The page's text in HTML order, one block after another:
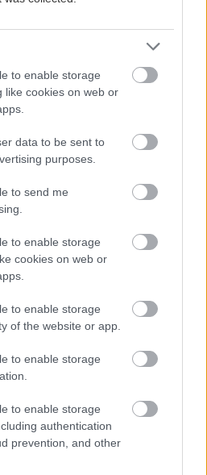
to enable storage
like cookies on web or
data to be sent to
purposes.
to send me
to enable storage
cookies on web or
to enable storage
of the website or app.
to enable storage
to enable storage
authentication
prevention, and other